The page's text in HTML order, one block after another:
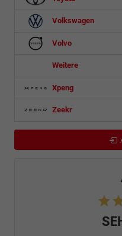
Volkswagen
Volvo
Weitere
Xpeng
Zeekr